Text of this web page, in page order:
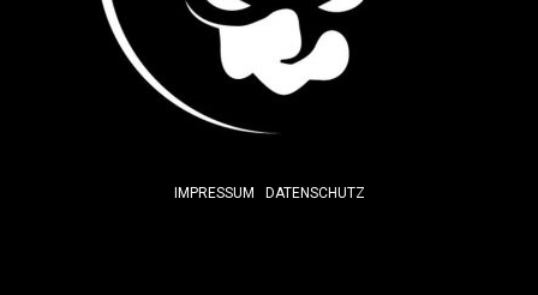
IMPRESSUM DATENSCHUTZ